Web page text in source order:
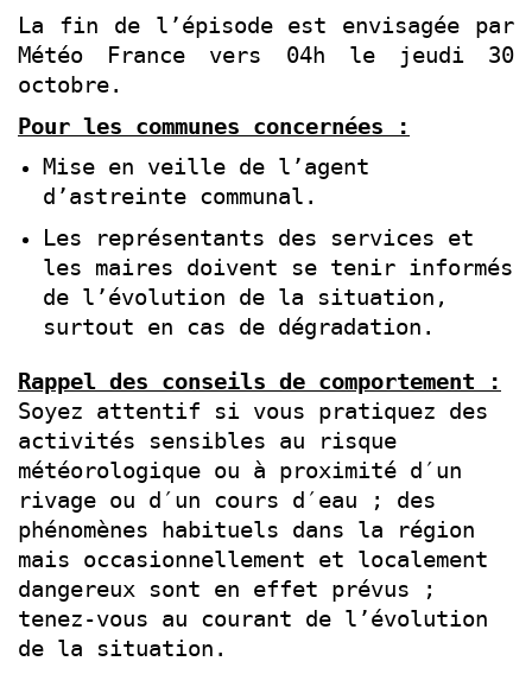
La fin de l’épisode est envisagée par
Météo France vers 04h le jeudi 30
octobre.
Pour les communes concernées :
Mise en veille de l’agent
d’astreinte communal.
Les représentants des services et
les maires doivent se tenir informés
de l’évolution de la situation,
surtout en cas de dégradation.
Rappel des conseils de comportement :
Soyez attentif si vous pratiquez des
activités sensibles au risque
météorologique ou à proximité d′un
rivage ou d′un cours d′eau ; des
phénomènes habituels dans la région
mais occasionnellement et localement
dangereux sont en effet prévus ;
tenez-vous au courant de l’évolution
de la situation.